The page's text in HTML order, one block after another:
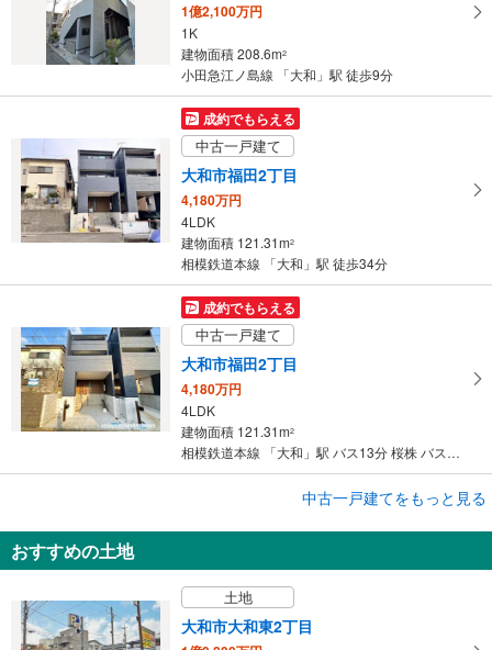
保
す
る
1億2,100万円
1K
建物面積 208.6m2
小田急江ノ島線 「大和」駅 徒歩9分
成約でもらえる
中古一戸建て
大和市福田2丁目
4,180万円
4LDK
建物面積 121.31m2
相模鉄道本線 「大和」駅 徒歩34分
成約でもらえる
中古一戸建て
大和市福田2丁目
4,180万円
4LDK
建物面積 121.31m2
相模鉄道本線 「大和」駅 バス13分 桜株 バス停下車 徒歩9分
建物面積 121.31m2
小田急江ノ島線 「大和」駅 徒歩34分
中古一戸建てをもっと見る
おすすめの土地
土地
大和市大和東2丁目